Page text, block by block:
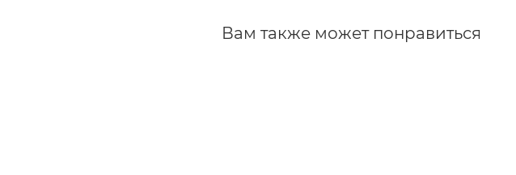
Вам также может понравиться